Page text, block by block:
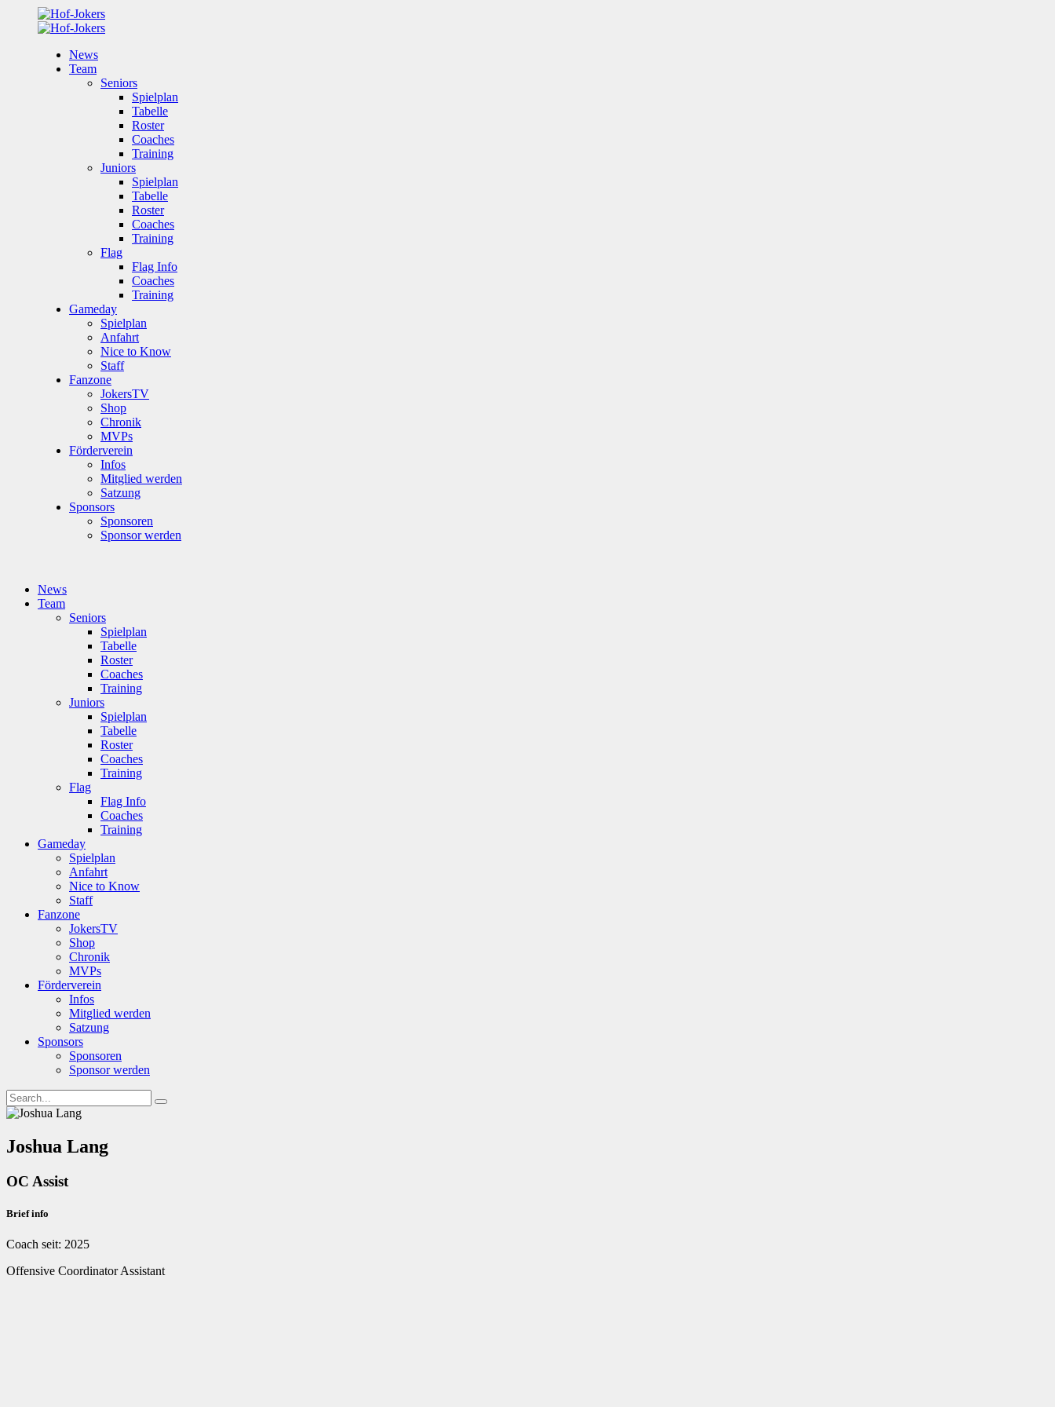
News
Team
Seniors
Spielplan
Tabelle
Roster
Coaches
Training
Juniors
Spielplan
Tabelle
Roster
Coaches
Training
Flag
Flag Info
Coaches
Training
Gameday
Spielplan
Anfahrt
Nice to Know
Staff
Fanzone
JokersTV
Shop
Chronik
MVPs
Förderverein
Infos
Mitglied werden
Satzung
Sponsors
Sponsoren
Sponsor werden
News
Team
Seniors
Spielplan
Tabelle
Roster
Coaches
Training
Juniors
Spielplan
Tabelle
Roster
Coaches
Training
Flag
Flag Info
Coaches
Training
Gameday
Spielplan
Anfahrt
Nice to Know
Staff
Fanzone
JokersTV
Shop
Chronik
MVPs
Förderverein
Infos
Mitglied werden
Satzung
Sponsors
Sponsoren
Sponsor werden
Joshua Lang
OC Assist
Brief info
Coach seit: 2025
Offensive Coordinator Assistant